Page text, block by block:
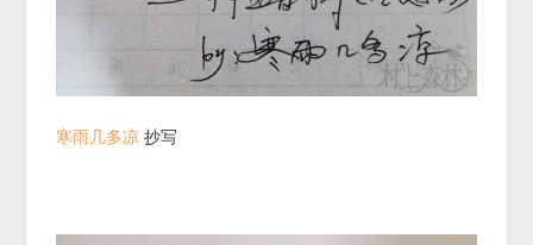
寒雨几多凉 抄写